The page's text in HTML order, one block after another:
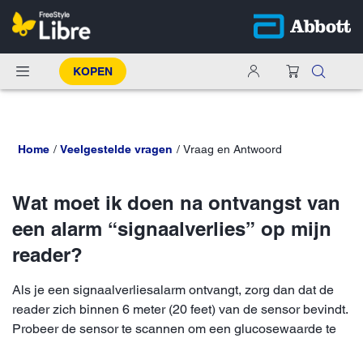
KOPEN
Home Veelgestelde vragen Vraag en Antwoord
Wat moet ik doen na ontvangst van
een alarm “signaalverlies” op mijn
reader?
Als je een signaalverliesalarm ontvangt, zorg dan dat de
reader zich binnen 6 meter (20 feet) van de sensor bevindt.
Probeer de sensor te scannen om een glucosewaarde te